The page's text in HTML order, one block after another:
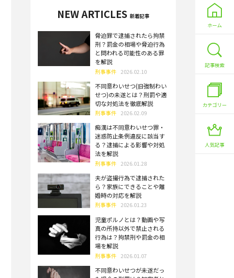
ホーム
記事検索
カテゴリー
人気記事
NEW ARTICLES 新着記事
脅迫罪で逮捕されたら拘禁
刑？罰金の相場や脅迫行為
と問われる可能性のある罪
を解説
刑事事件 2026.02.10
不同意わいせつ(旧強制わい
せつ)の未遂とは？刑罰や適
切な対処法を徹底解説
刑事事件 2026.02.09
痴漢は不同意わいせつ罪・
迷惑防止条例違反に該当す
る？逮捕による影響や対処
法を解説
刑事事件 2026.01.28
夫が盗撮行為で逮捕された
ら？家族にできることや離
婚時の対応を解説
刑事事件 2026.01.23
児童ポルノとは？動画や写
真の所持以外で禁止される
行為は？拘禁刑や罰金の相
場を解説
刑事事件 2026.01.07
不同意わいせつが未遂だっ